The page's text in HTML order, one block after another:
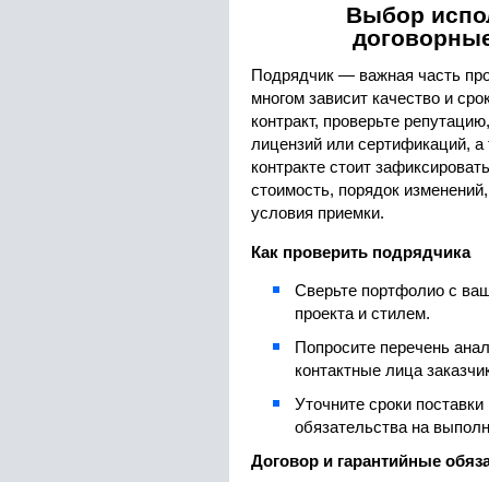
Выбор
Подрядчик — важная часть
многом зависит качество и
контракт, проверьте
лицензий или сертификаций,
контракте стоит
стоимость, порядок
условия приемки.
Как проверить подрядчика
Сверьте портфолио с
проекта и стилем.
Попросите перечень
контактные лица
Уточните сроки
обязательства на
Договор и гарантийные